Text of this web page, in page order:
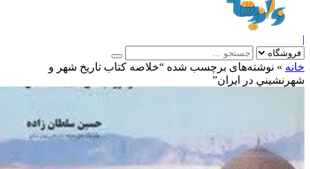
»نوشته‌های برچسب شده “خلاصه كتاب تاريخ شهر و
در ايران”